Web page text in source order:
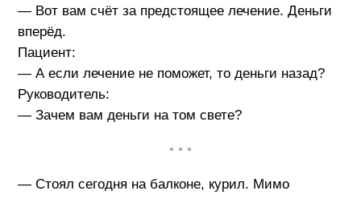
— Вот вам счёт за предстоящее лечение. Деньги
вперёд.
Пациент:
— А если лечение не поможет, то деньги назад?
Руководитель:
— Зачем вам деньги на том свете?
• • •
— Стоял сегодня на балконе, курил. Мимо